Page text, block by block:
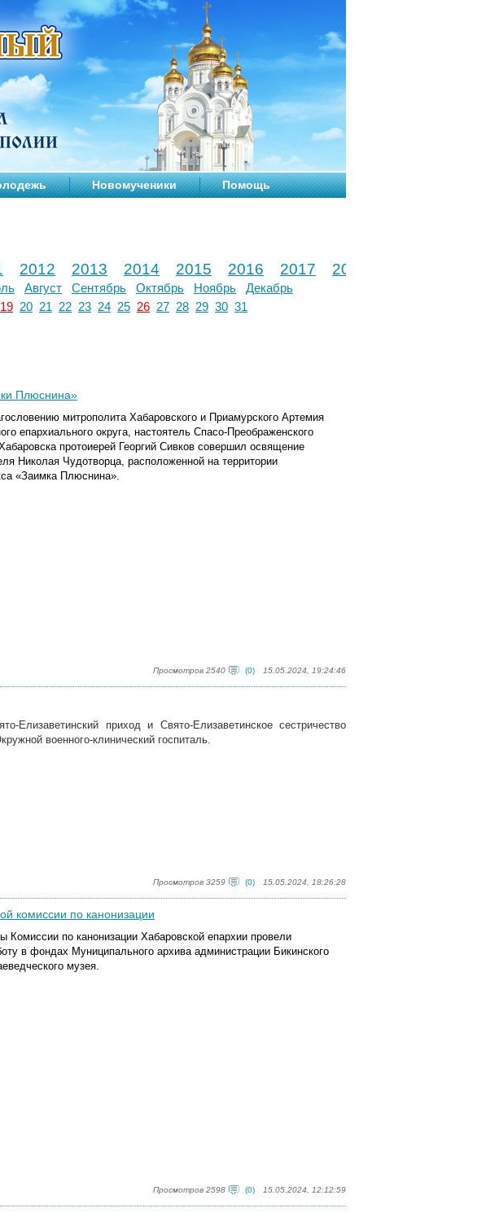
Новомученики Помощь
2012 2013 2014 2015 2016 2017 2018
Август Сентябрь Октябрь Ноябрь
Декабрь
19 20 21 22 23 24 25 26 27 28 29 30 31
Плюснина»
митрополита Хабаровского и Приамурского Артемия
епархиального округа, настоятель Спасо-Преображенского
протоиерей Георгий Сивков совершил освящение
Николая Чудотворца, расположенной на территории
«Заимка Плюснина».
Просмотров 2540 (0) 15.05.2024, 19:24:46
Елизаветинский приход и Свято-Елизаветинское сестричество
военного-клинический госпиталь.
Просмотров 3259 (0) 15.05.2024, 18:26:28
комиссии по канонизации
Комиссии по канонизации Хабаровской епархии провели
в фондах Муниципального архива администрации Бикинского
музея.
Просмотров 2598 (0) 15.05.2024, 12:12:59